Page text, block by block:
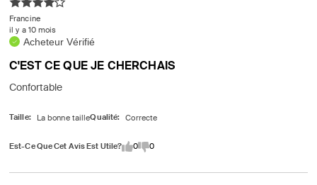
C'EST CE QUE JE CHERCHAIS
il y a 10 mois
Francine
Acheteur Vérifié
Confortable
Taille Qualité
Est-Ce Que Cet Avis Est Utile? 0 0